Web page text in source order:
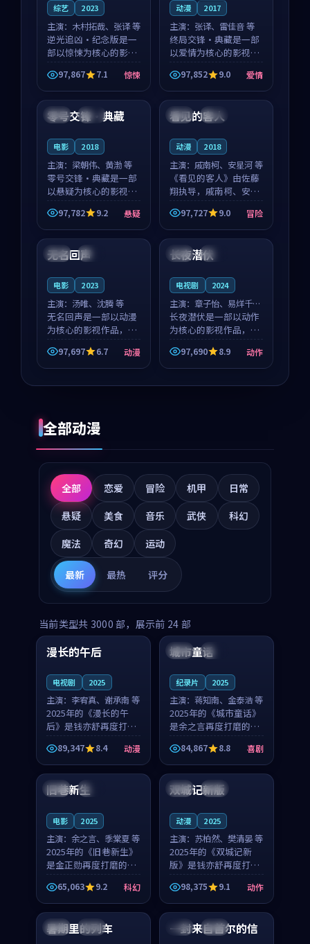
综艺 2023
主演： 木村拓哉、张译 等
逆光追凶·纪念版是一
部以惊悚为核心的影视
作品，围绕危机、反转
与人物成长展开，整体
节奏紧凑，值得推荐观
看。
97,867 7.1 惊悚
动漫 2017
主演： 张译、雷佳音 等
终局交锋·典藏是一部
以爱情为核心的影视作
品，围绕危机、反转与
人物成长展开，整体节
奏紧凑，值得推荐观
看。
97,852 9.0 爱情
中国 独播
零号交锋·典藏
电影 2018
主演： 梁朝伟、黄渤 等
零号交锋·典藏是一部
以悬疑为核心的影视作
品，围绕危机、反转与
人物成长展开，整体节
奏紧凑，值得推荐观
97,782 9.2 悬疑
泰国 完结
看见的客人
动漫 2018
主演： 戚南柯、安星河 等
《看见的客人》由佐藤
翔执导，戚南柯、安星
河领衔主演，是一部
2018年上映的泰国冒险
动漫。影片以海岸抒情
遇到告别都浸着真实情
97,727 9.0 冒险
日本 完结
无名回声
电影 2023
主演： 汤唯、沈腾 等
无名回声是一部以动漫
为核心的影视作品，围
绕危机、反转与人物成
长展开，整体节奏紧
凑，值得推荐观看。
97,697 6.7 动漫
日本 院线
长夜潜伏
电视剧 2024
主演： 章子怡、易烊千玺
等
长夜潜伏是一部以动作
为核心的影视作品，围
绕危机、反转与人物成
长展开，整体节奏紧
凑，值得推荐观看。
97,690 8.9 动作
全部动漫
全部 恋爱 冒险 机甲
日常
悬疑
美食 音乐 武侠
科幻
魔法
奇幻 运动
最新 最热 评分
当前类型共 3000 部，展示前 24 部
中国 高分
99:16
漫长的午后
电视剧 2025
主演： 李宥真、谢承南 等
2025年的《漫长的午
后》是钱亦舒再度打磨
的动漫佳作。中国大陆
的取景与海岛日常的氛
围相互成就，李宥真与
谢承南的对手戏自然克
制，让整部影片在悬念
89,347 8.4 动漫
美国 院线
城市童话
纪录片 2025
主演： 蒋知南、金泰浩 等
2025年的《城市童话》
是余之言再度打磨的喜
剧佳作。美国的取景与
历史战争的氛围相互成
就，蒋知南与金泰浩的
对手戏自然克制，让整
部影片在悬念与温度
84,867 8.8 喜剧
英国 完结
旧巷新生
电影 2025
主演： 余之言、季棠夏 等
2025年的《旧巷新生》
是金正勋再度打磨的科
幻佳作。英国的取景与
雨夜物语的氛围相互成
就，余之言与季棠夏的
对手戏自然克制，让整
部影片在悬念与温度
65,063 9.2 科幻
中国 独播
双城记新版
动漫 2025
主演： 苏柏然、樊清晏 等
2025年的《双城记新
版》是钱亦舒再度打磨
的动作佳作。中国大陆
的取景与沙漠探险的氛
围相互成就，苏柏然与
樊清晏的对手戏自然克
制，让整部影片在悬念
98,375 9.1 动作
中国 杜比
暑期里的列车 韩国 热播
一封来自首尔的信